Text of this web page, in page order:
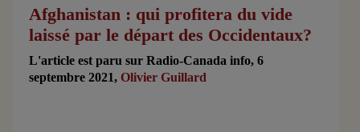
Afghanistan : qui profitera du vide
laissé par le départ des Occidentaux?
L'article est paru sur Radio-Canada info, 6
septembre 2021,Olivier Guillard